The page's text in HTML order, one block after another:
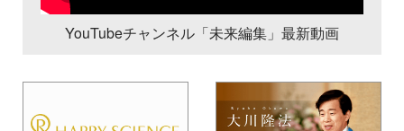
YouTubeチャンネル「未来編集」最新動画